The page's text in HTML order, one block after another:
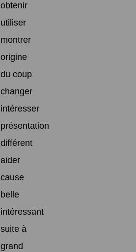
obtenir
utiliser
montrer
origine
du coup
changer
intéresser
présentation
différent
aider
cause
belle
intéressant
suite à
grand